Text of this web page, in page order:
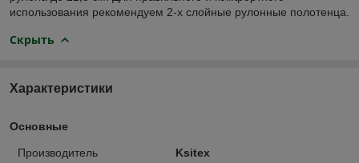
использования рекомендуем 2-х слойные рулонные полотенца.
Скрыть
Характеристики
Основные
Производитель
Ksitex